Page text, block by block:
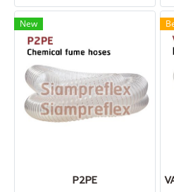
ทำให้มีความแข็งแรงในการบีบรัด
ระหว่างผิวสัมผัสได้ดี - รัดท่อได้
รอบ 369 องศา - มีความแข็ง
แรงด้วยลวดคู่ - รัดท่อตาม
ลวดไม่ค่อมเกลียว - รับนํ้าหนัก
ท่อที่มีความหนาและใหญ่ได้ดี
New
P2PE